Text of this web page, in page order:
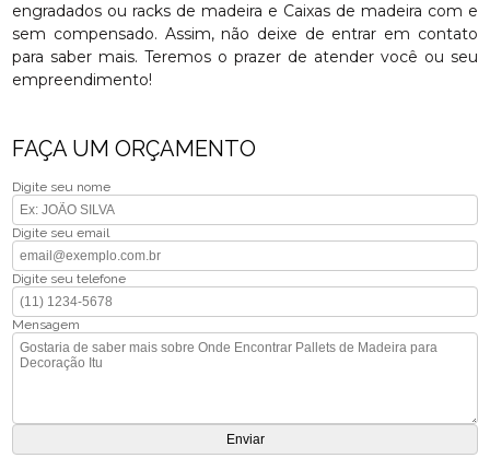
engradados ou racks de madeira e Caixas de madeira com e
sem compensado. Assim, não deixe de entrar em contato
para saber mais. Teremos o prazer de atender você ou seu
empreendimento!
FAÇA UM ORÇAMENTO
Digite seu nome
Digite seu email
Digite seu telefone
Mensagem